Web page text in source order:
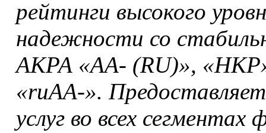
рейтинги высокого
надежности со
АКРА «АА- (RU)»,
«ruАА-».
услуг во всех сегментах